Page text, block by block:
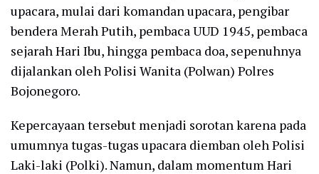
upacara, mulai dari komandan upacara, pengibar
bendera Merah Putih, pembaca UUD 1945, pembaca
sejarah Hari Ibu, hingga pembaca doa, sepenuhnya
dijalankan oleh Polisi Wanita (Polwan) Polres
Bojonegoro.
Kepercayaan tersebut menjadi sorotan karena pada
umumnya tugas-tugas upacara diemban oleh Polisi
Laki-laki (Polki). Namun, dalam momentum Hari